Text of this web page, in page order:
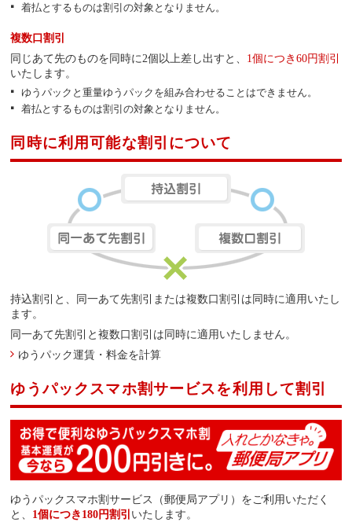
着払とするものは割引の対象となりません。
複数口割引
同じあて先のものを同時に2個以上差し出すと、 1個につき60円割引
いたします。
ゆうパックと重量ゆうパックを組み合わせることはできません。
着払とするものは割引の対象となりません。
同時に利用可能な割引について
持込割引と、同一あて先割引または複数口割引は同時に適用いたし
ます。
同一あて先割引と複数口割引は同時に適用いたしません。
ゆうパック運賃・料金を計算
ゆうパックスマホ割サービスを利用して割引
ゆうパックスマホ割サービス（郵便局アプリ）をご利用いただく
と、 1個につき180円割引 いたします。